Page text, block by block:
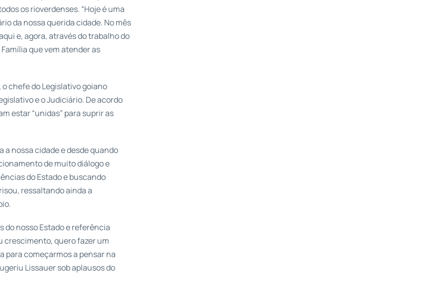
os rioverdenses. “Hoje é uma
da nossa querida cidade. No mês
e, agora, através do trabalho do
que vem atender as
chefe do Legislativo goiano
e o Judiciário. De acordo
estar “unidas” para suprir as
a nossa cidade e desde quando
de muito diálogo e
do Estado e buscando
ressaltando ainda a
do nosso Estado e referência
crescimento, quero fazer um
para começarmos a pensar na
Lissauer sob aplausos do